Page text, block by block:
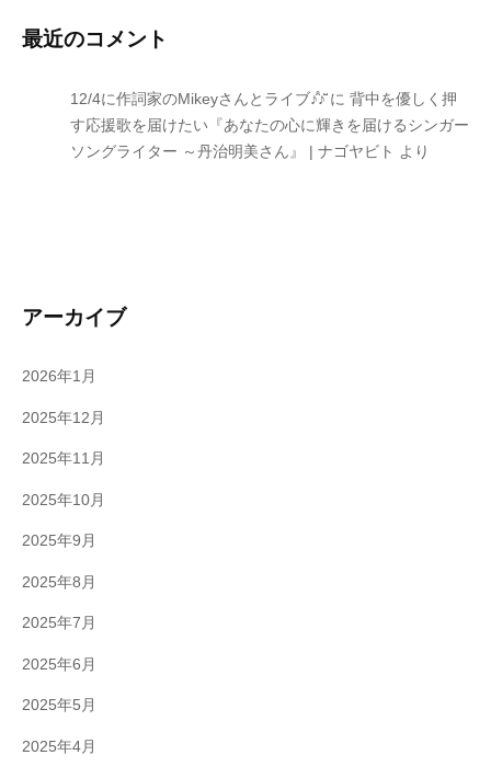
最近のコメント
12/4に作詞家のMikeyさんとライブ♪̊̈♪̆̈に 背中を優しく押
す応援歌を届けたい『あなたの心に輝きを届けるシンガー
ソングライター ～丹治明美さん』 | ナゴヤビト より
アーカイブ
2026年1月
2025年12月
2025年11月
2025年10月
2025年9月
2025年8月
2025年7月
2025年6月
2025年5月
2025年4月